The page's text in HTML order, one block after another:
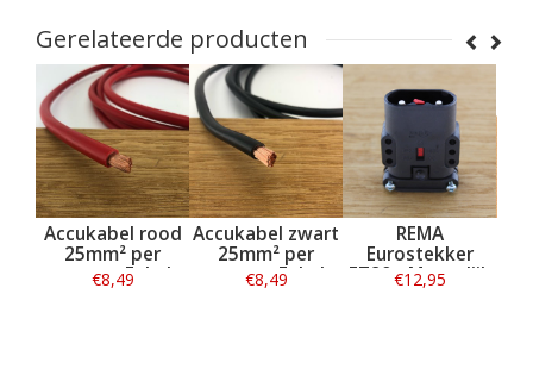
Gerelateerde producten
rood
per
Accukabel zwart
25mm² per
meter - Enkel
REMA
Eurostekker
FT80 - Mannelijk FT80 -